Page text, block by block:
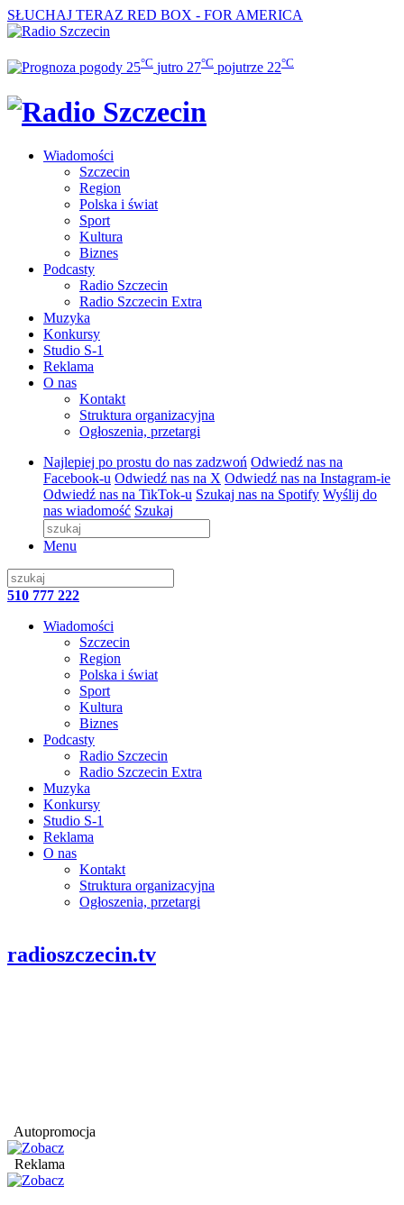
SŁUCHAJ TERAZ RED BOX - FOR AMERICA
25°C jutro 27°C pojutrze 22°C
Wiadomości
Szczecin
Region
Polska i świat
Sport
Kultura
Biznes
Podcasty
Radio Szczecin
Radio Szczecin Extra
Muzyka
Konkursy
Studio S-1
Reklama
O nas
Kontakt
Struktura organizacyjna
Ogłoszenia, przetargi
Najlepiej po prostu do nas zadzwoń Odwiedź nas na
Facebook-u Odwiedź nas na X Odwiedź nas na Instagram-ie
Odwiedź nas na TikTok-u Szukaj nas na Spotify Wyślij do
nas wiadomość Szukaj
Menu
510 777 222
Wiadomości
Szczecin
Region
Polska i świat
Sport
Kultura
Biznes
Podcasty
Radio Szczecin
Radio Szczecin Extra
Muzyka
Konkursy
Studio S-1
Reklama
O nas
Kontakt
Struktura organizacyjna
Ogłoszenia, przetargi
radioszczecin.tv
Autopromocja
Reklama